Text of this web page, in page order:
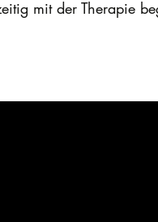
mit der Therapie